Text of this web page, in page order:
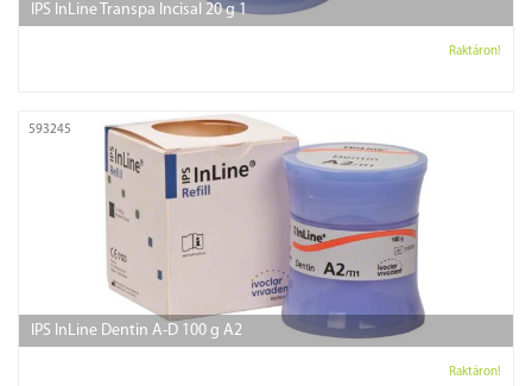
IPS InLine Transpa Incisal 20 g 1
Raktáron!
593245
IPS InLine Dentin A-D 100 g A2
Raktáron!